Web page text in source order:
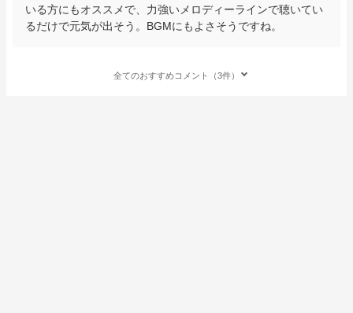
いる方にもオススメで、力強いメロディーラインで聴いてい
るだけで元気が出そう。BGMにもよさそうですね。
全てのおすすめコメント（3件）